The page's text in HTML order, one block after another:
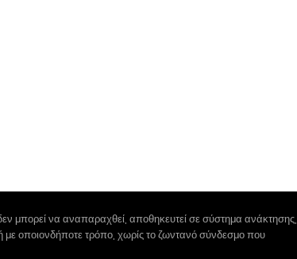
μπορεί να αναπαραχθεί, αποθηκευτεί σε σύστημα ανάκτησης,
με οποιονδήποτε τρόπο, χωρίς το ζωντανό σύνδεσμο που